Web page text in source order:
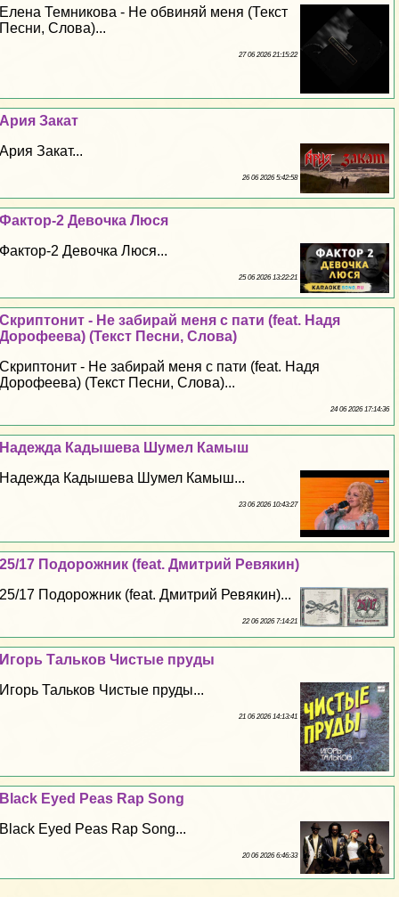
Елена Темникова - Не обвиняй меня (Текст
Песни, Слова)...
27 06 2026 21:15:22
Ария Закат
Ария Закат...
26 06 2026 5:42:58
Фактор-2 Дeвoчка Люся
Фактор-2 Дeвoчка Люся...
25 06 2026 13:22:21
Скриптонит - Не забирай меня с пати (feat. Надя
Дорофеева) (Текст Песни, Слова)
Скриптонит - Не забирай меня с пати (feat. Надя
Дорофеева) (Текст Песни, Слова)...
24 06 2026 17:14:36
Надежда Кадышева Шумел Камыш
Надежда Кадышева Шумел Камыш...
23 06 2026 10:43:27
25/17 Подорожник (feat. Дмитрий Ревякин)
25/17 Подорожник (feat. Дмитрий Ревякин)...
22 06 2026 7:14:21
Игорь Тальков Чистые пруды
Игорь Тальков Чистые пруды...
21 06 2026 14:13:41
Black Eyed Peas Rap Song
Black Eyed Peas Rap Song...
20 06 2026 6:46:33